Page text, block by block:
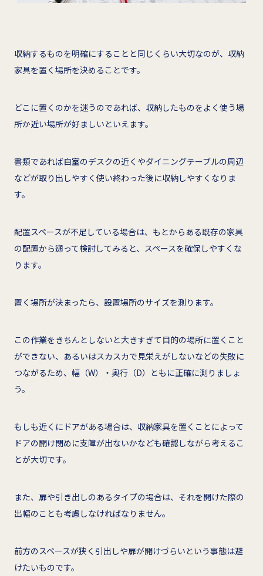
収納するものを明確にすることと同じくらい大切なのが、収納
家具を置く場所を決めることです。
どこに置くのかを迷うのであれば、収納したものをよく使う場
所か近い場所が好ましいといえます。
書類であれば自室のデスクの近くやダイニングテーブルの周辺
などが取り出しやすく使い終わった後に収納しやすくなりま
す。
配置スペースが不足している場合は、もとからある既存の家具
の配置から遡って検討してみると、スペースを確保しやすくな
ります。
置く場所が決まったら、設置場所のサイズを測ります。
この作業をきちんとしないと大きすぎて目的の場所に置くこと
ができない、あるいはスカスカで見栄えがしないなどの失敗に
つながるため、幅（W）・奥行（D）ともに正確に測りましょ
う。
もしも近くにドアがある場合は、収納家具を置くことによって
ドアの開け閉めに支障が出ないかなども確認しながら考えるこ
とが大切です。
また、扉や引き出しのあるタイプの場合は、それを開けた際の
出幅のことも考慮しなければなりません。
前方のスペースが狭く引出しや扉が開けづらいという事態は避
けたいものです。